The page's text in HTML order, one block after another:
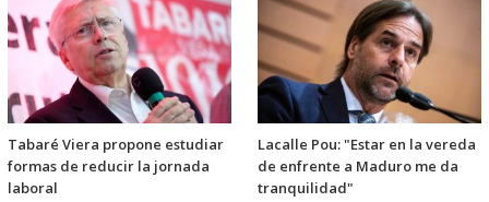
Tabaré Viera propone estudiar
formas de reducir la jornada
laboral
Lacalle Pou: "Estar en la vereda
de enfrente a Maduro me da
tranquilidad"